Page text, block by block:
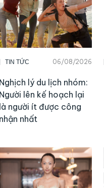
TIN TỨC 06/08/2026
Nghịch lý du lịch nhóm:
Người lên kế hoạch lại
là người ít được công
nhận nhất